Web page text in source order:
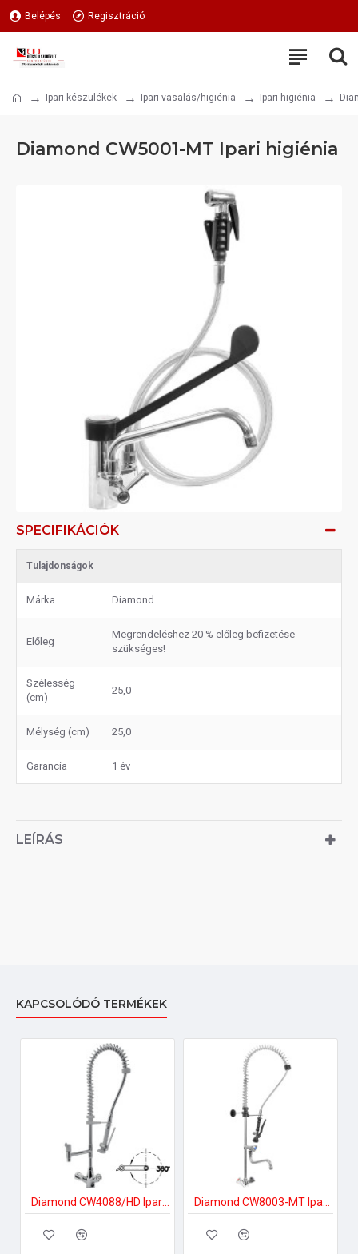
Belépés Regisztráció
Ipari készülékek Ipari vasalás/higiénia Ipari higiénia
Diamond CW5001-MT Ipari higiénia
SPECIFIKÁCIÓK
Tulajdonságok
Márka Diamond
Előleg
Megrendeléshez 20 % előleg befizetése
szükséges!
Szélesség
(cm)
25,0
Mélység (cm) 25,0
Garancia 1 év
LEÍRÁS
KAPCSOLÓDÓ TERMÉKEK